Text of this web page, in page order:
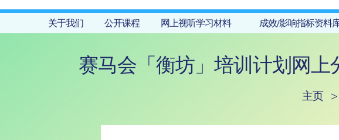
关于我们 公开课程 网上视听学习材料 成效/影响指标资料
赛马会「衡坊」培训计划网
主页 >